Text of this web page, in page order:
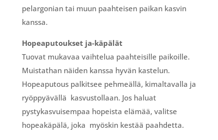
pelargonian tai muun paahteisen paikan kasvin
kanssa.
Hopeaputoukset ja-käpälät
Tuovat mukavaa vaihtelua paahteisille paikoille.
Muistathan näiden kanssa hyvän kastelun.
Hopeaputous palkitsee pehmeällä, kimaltavalla ja
ryöppyävällä kasvustollaan. Jos haluat
pystykasvuisempaa hopeista elämää, valitse
hopeakäpälä, joka myöskin kestää paahdetta.